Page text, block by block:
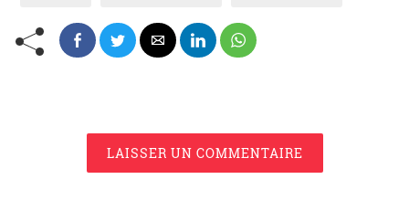
LAISSER UN COMMENTAIRE